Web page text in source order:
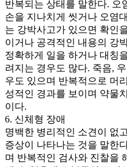
반복되는 상태를 말한다. 오
손을 지나치게 씻거나 오염
는 강박사고가 있으면 확인
이거나 공격적인 내용의 강
정확하게 일을 하거나 대칭
려지는 경우도 많다. 죽음,
우도 있으며 반복적으로 머
성적인 경과를 보이며 약물
이다.
6. 신체형 장애
명백한 병리적인 소견이 없
증상이 나타나는 것을 말한
며 반복적인 검사와 진찰을